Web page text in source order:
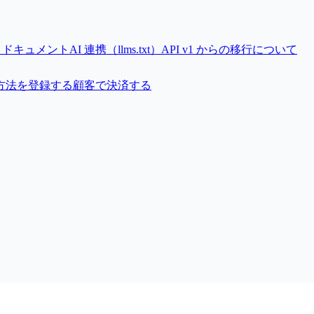
ドキュメント AI 連携（llms.txt） API v1 からの移行について
法を登録する顧客で決済する